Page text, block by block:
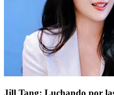
Jill Tang: Luchando por